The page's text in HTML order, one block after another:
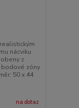
nácviku
z
zóny
50 x 44
na dotaz